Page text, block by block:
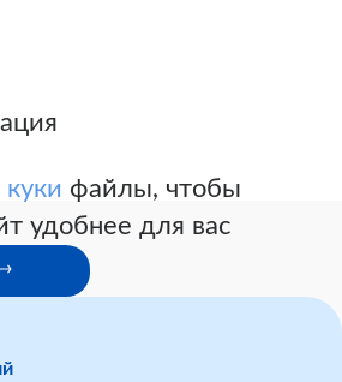
файлы, чтобы
удобнее для вас